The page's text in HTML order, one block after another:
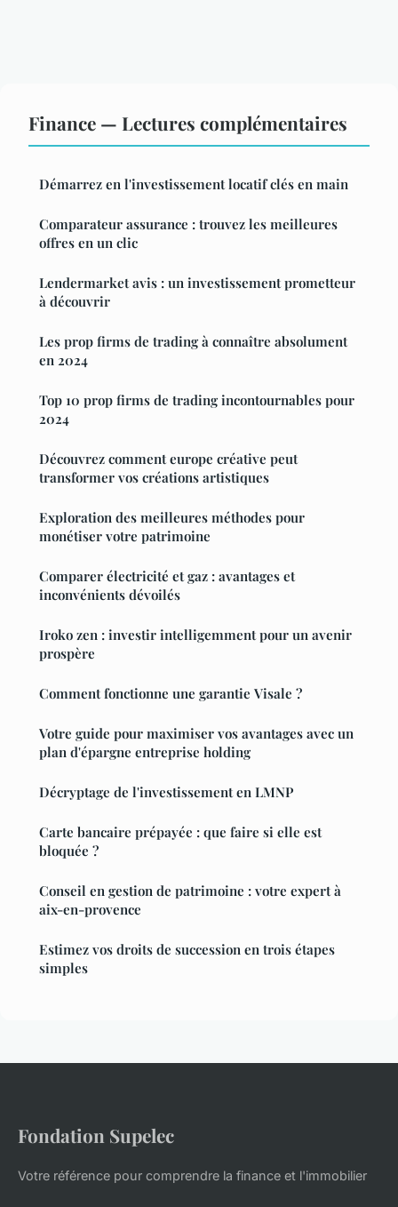
Finance — Lectures complémentaires
Démarrez en l'investissement locatif clés en main
Comparateur assurance : trouvez les meilleures
offres en un clic
Lendermarket avis : un investissement prometteur
à découvrir
Les prop firms de trading à connaître absolument
en 2024
Top 10 prop firms de trading incontournables pour
2024
Découvrez comment europe créative peut
transformer vos créations artistiques
Exploration des meilleures méthodes pour
monétiser votre patrimoine
Comparer électricité et gaz : avantages et
inconvénients dévoilés
Iroko zen : investir intelligemment pour un avenir
prospère
Comment fonctionne une garantie Visale ?
Votre guide pour maximiser vos avantages avec un
plan d'épargne entreprise holding
Décryptage de l'investissement en LMNP
Carte bancaire prépayée : que faire si elle est
bloquée ?
Conseil en gestion de patrimoine : votre expert à
aix-en-provence
Estimez vos droits de succession en trois étapes
simples
Fondation Supelec
Votre référence pour comprendre la finance et l'immobilier